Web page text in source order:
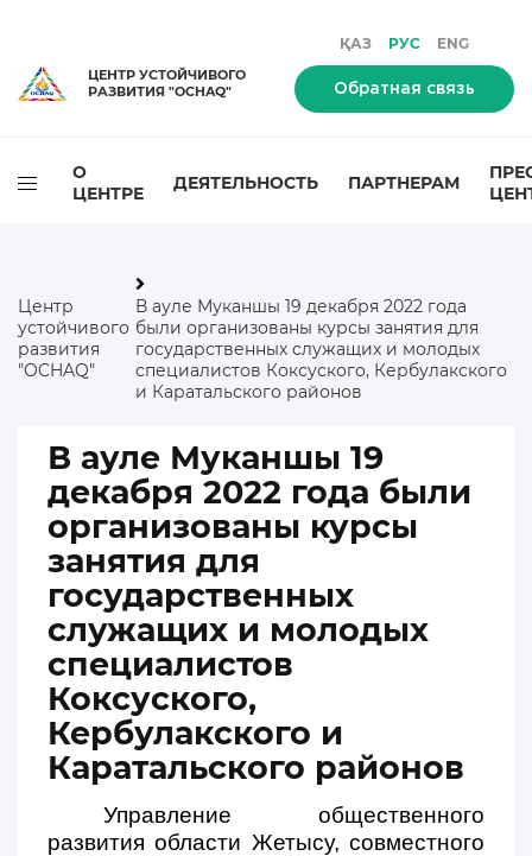
ЦЕНТР УСТОЙЧИВОГО
РАЗВИТИЯ "OCHAQ"
ҚАЗ РУС ENG
Обратная связь
О
ЦЕНТРЕ
ДЕЯТЕЛЬНОСТЬ ПАРТНЕРАМ
Центр
устойчивого
развития
"OCHAQ"
В ауле Муканшы 19 декабря 2022 года
были организованы курсы занятия для
государственных служащих и молодых
специалистов Коксуского, Кербулакского
и Каратальского районов
В ауле Муканшы 19
декабря 2022 года были
организованы курсы
занятия для
государственных
служащих и молодых
специалистов
Коксуского,
Кербулакского и
Каратальского районов
Управление общественного
развития области Жетысу, совместного